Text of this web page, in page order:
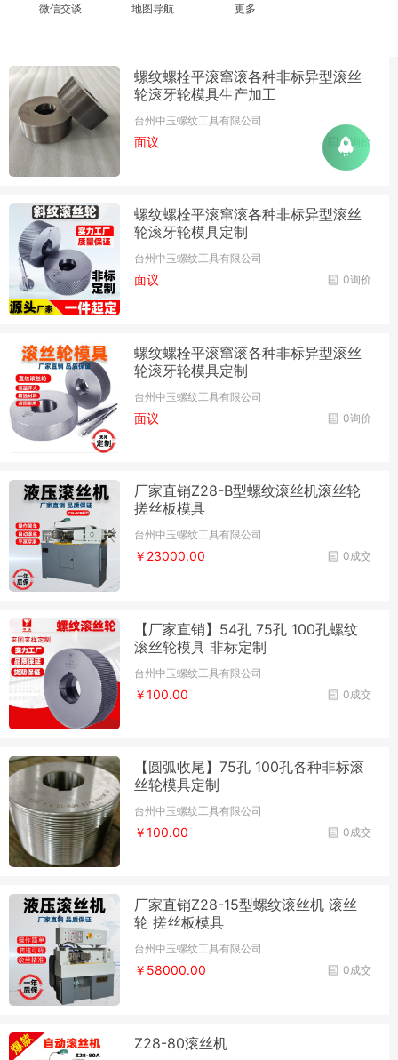
微信交谈 地图导航 更多
螺纹螺栓平滚窜滚各种非标异型滚丝
轮滚牙轮模具生产加工
台州中玉螺纹工具有限公司
0询价
面议
螺纹螺栓平滚窜滚各种非标异型滚丝
轮滚牙轮模具定制
台州中玉螺纹工具有限公司
0询价
面议
螺纹螺栓平滚窜滚各种非标异型滚丝
轮滚牙轮模具定制
台州中玉螺纹工具有限公司
0询价
面议
厂家直销Z28-B型螺纹滚丝机滚丝轮
搓丝板模具
台州中玉螺纹工具有限公司
0成交
￥23000.00
【厂家直销】54孔 75孔 100孔螺纹
滚丝轮模具 非标定制
台州中玉螺纹工具有限公司
0成交
￥100.00
【圆弧收尾】75孔 100孔各种非标滚
丝轮模具定制
台州中玉螺纹工具有限公司
0成交
￥100.00
厂家直销Z28-15型螺纹滚丝机 滚丝
轮 搓丝板模具
台州中玉螺纹工具有限公司
0成交
￥58000.00
Z28-80滚丝机